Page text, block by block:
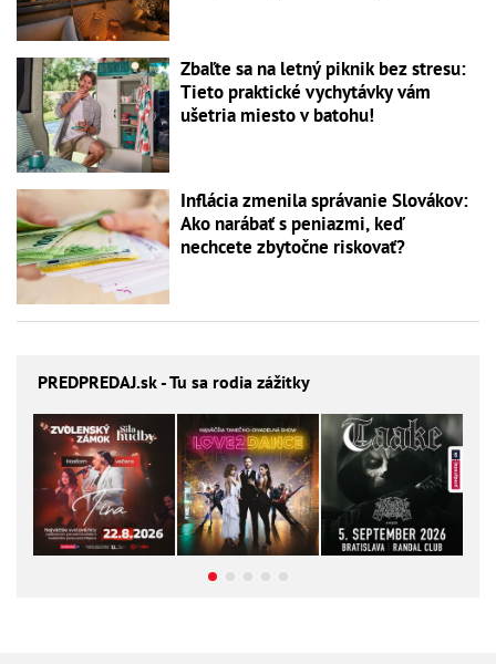
Zbaľte sa na letný piknik bez stresu:
Tieto praktické vychytávky vám
ušetria miesto v batohu!
Inflácia zmenila správanie Slovákov:
Ako narábať s peniazmi, keď
nechcete zbytočne riskovať?
PREDPREDAJ.sk - Tu sa rodia zážitky